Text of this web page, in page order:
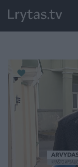
Paremkite Ukrainą